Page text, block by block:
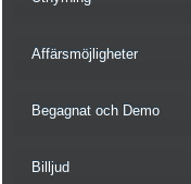
Affärsmöjligheter
Begagnat och Demo
Billjud